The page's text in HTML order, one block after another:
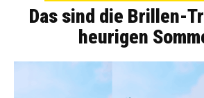
Das sind die Brillen-
heurigen